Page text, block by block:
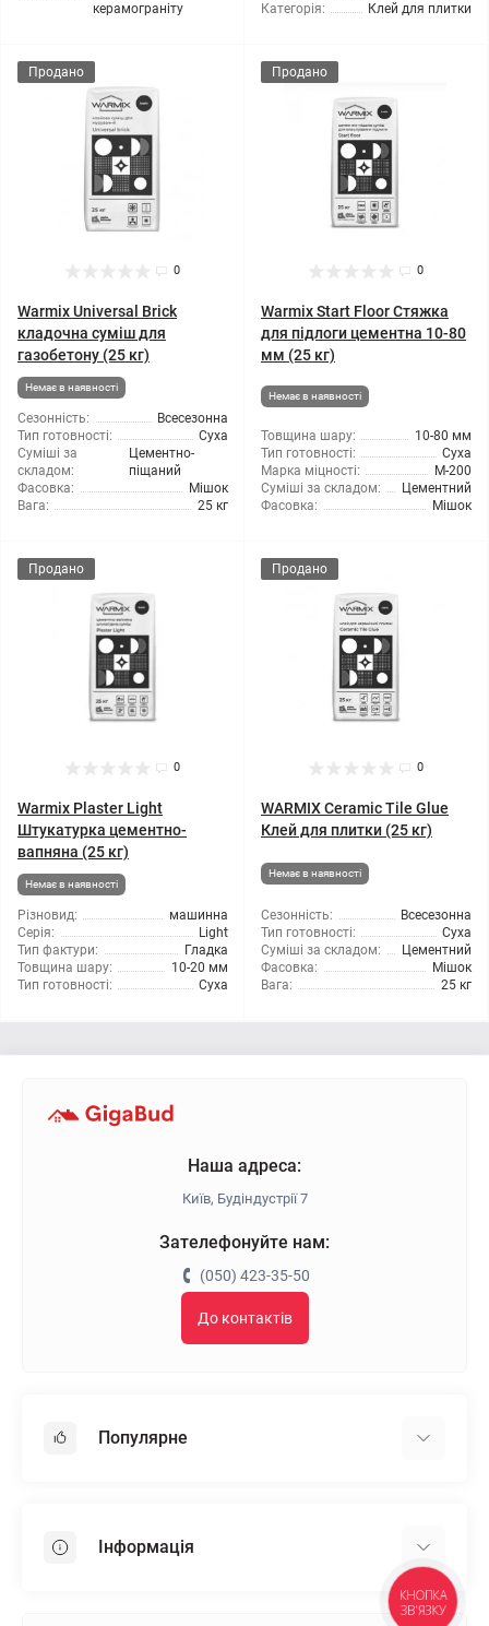
керамограніту
Категорія:
Клей для плитки
Продано
0
Warmix Universal Brick
кладочна суміш для
газобетону (25 кг)
Немає в наявності
Сезонність:
Всесезонна
Тип готовності:
Суха
Суміші за
складом:
Цементно-
піщаний
Фасовка:
Мішок
Вага:
25 кг
Продано
0
Warmix Start Floor Стяжка
для підлоги цементна 10-80
мм (25 кг)
Немає в наявності
Товщина шару:
10-80 мм
Тип готовності:
Суха
Марка міцності:
М-200
Суміші за складом:
Цементний
Фасовка:
Мішок
Продано
0
Warmix Plaster Light
Штукатурка цементно-
вапняна (25 кг)
Немає в наявності
Різновид:
машинна
Серія:
Light
Тип фактури:
Гладка
Товщина шару:
10-20 мм
Тип готовності:
Суха
Продано
0
WARMIX Ceramic Tile Glue
Клей для плитки (25 кг)
Немає в наявності
Сезонність:
Всесезонна
Тип готовності:
Суха
Суміші за складом:
Цементний
Фасовка:
Мішок
Вага:
25 кг
Наша адреса:
Київ, Будіндустрії 7
Зателефонуйте нам:
(050) 423-35-50
До контактів
Популярне
Пінопласт
Інформація
КНОПКА
ЗВ'ЯЗКУ